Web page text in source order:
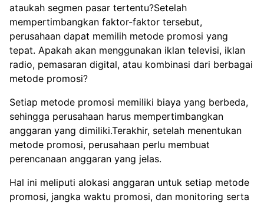
ataukah segmen pasar tertentu?Setelah
mempertimbangkan faktor-faktor tersebut,
perusahaan dapat memilih metode promosi yang
tepat. Apakah akan menggunakan iklan televisi, iklan
radio, pemasaran digital, atau kombinasi dari berbagai
metode promosi?
Setiap metode promosi memiliki biaya yang berbeda,
sehingga perusahaan harus mempertimbangkan
anggaran yang dimiliki.Terakhir, setelah menentukan
metode promosi, perusahaan perlu membuat
perencanaan anggaran yang jelas.
Hal ini meliputi alokasi anggaran untuk setiap metode
promosi, jangka waktu promosi, dan monitoring serta